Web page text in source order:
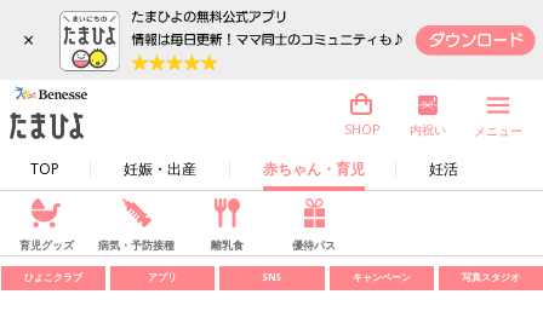
×
TOP 妊娠・出産 赤ちゃん・育児 妊活
SHOP 内祝い メニュー
育児グッズ 病気・予防接種 離乳食 優待パス
ひよこクラブ アプリ SNS キャンペーン 写真スタジオ